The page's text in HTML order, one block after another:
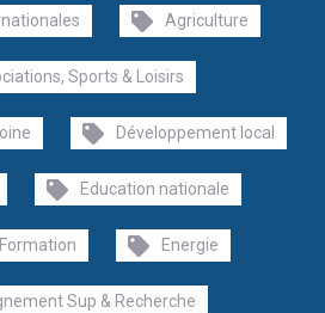
Agriculture
Sports & Loisirs
Développement local
Education nationale
Energie
Sup & Recherche